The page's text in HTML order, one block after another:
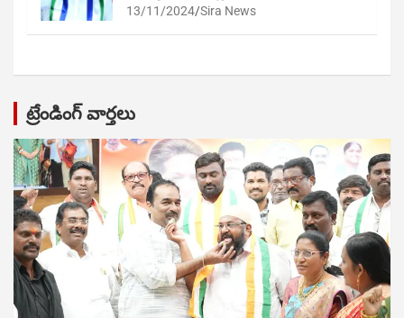
13/11/2024 Sira News
ట్రేండింగ్ వార్తలు